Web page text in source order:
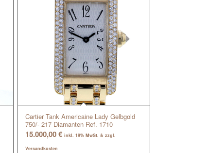
Cartier Tank Americaine Lady Gelbgold
750/- 217 Diamanten Ref. 1710
15.000,00€ inkl. 19% MwSt. & zzgl.
Versandkosten